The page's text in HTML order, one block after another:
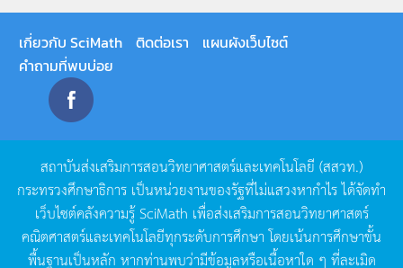
เกี่ยวกับ SciMath ติดต่อเรา
แผนผังเว็บไซต์
คำถามที่พบบ่อย
สถาบันส่งเสริมการสอนวิทยาศาสตร์และเทคโนโลยี (สสวท.)
กระทรวงศึกษาธิการ เป็นหน่วยงานของรัฐที่ไม่แสวงหากำไรได้จัดทำ
เว็บไซต์คลังความรู้SciMath เพื่อส่งเสริมการสอนวิทยาศาสตร์
คณิตศาสตร์และเทคโนโลยีทุกระดับการศึกษา โดยเน้นการศึกษาขั้น
พื้นฐานเป็นหลัก หากท่านพบว่ามีข้อมูลหรือเนื้อหาใด ๆ ที่ละเมิด